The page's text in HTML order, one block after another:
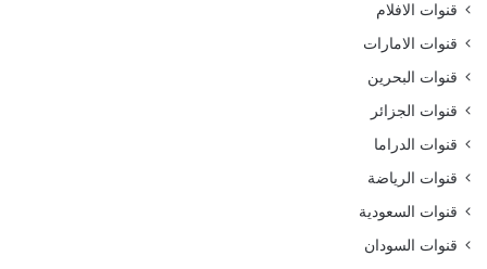
قنوات الافلام
قنوات الامارات
قنوات البحرين
قنوات الجزائر
قنوات الدراما
قنوات الرياضة
قنوات السعودية
قنوات السودان